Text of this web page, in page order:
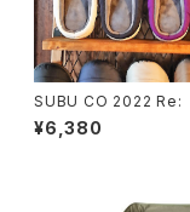
SUBU CO 2022 Re:
¥6,380